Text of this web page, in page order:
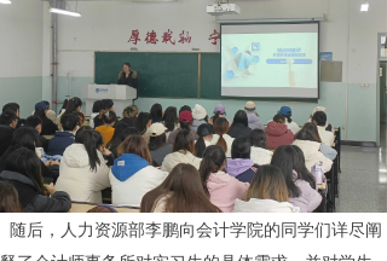
随后，人力资源部李鹏向会计学院的同学们详尽阐